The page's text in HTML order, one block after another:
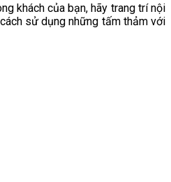
khách của bạn, hãy trang trí nội
sử dụng những tấm thảm với